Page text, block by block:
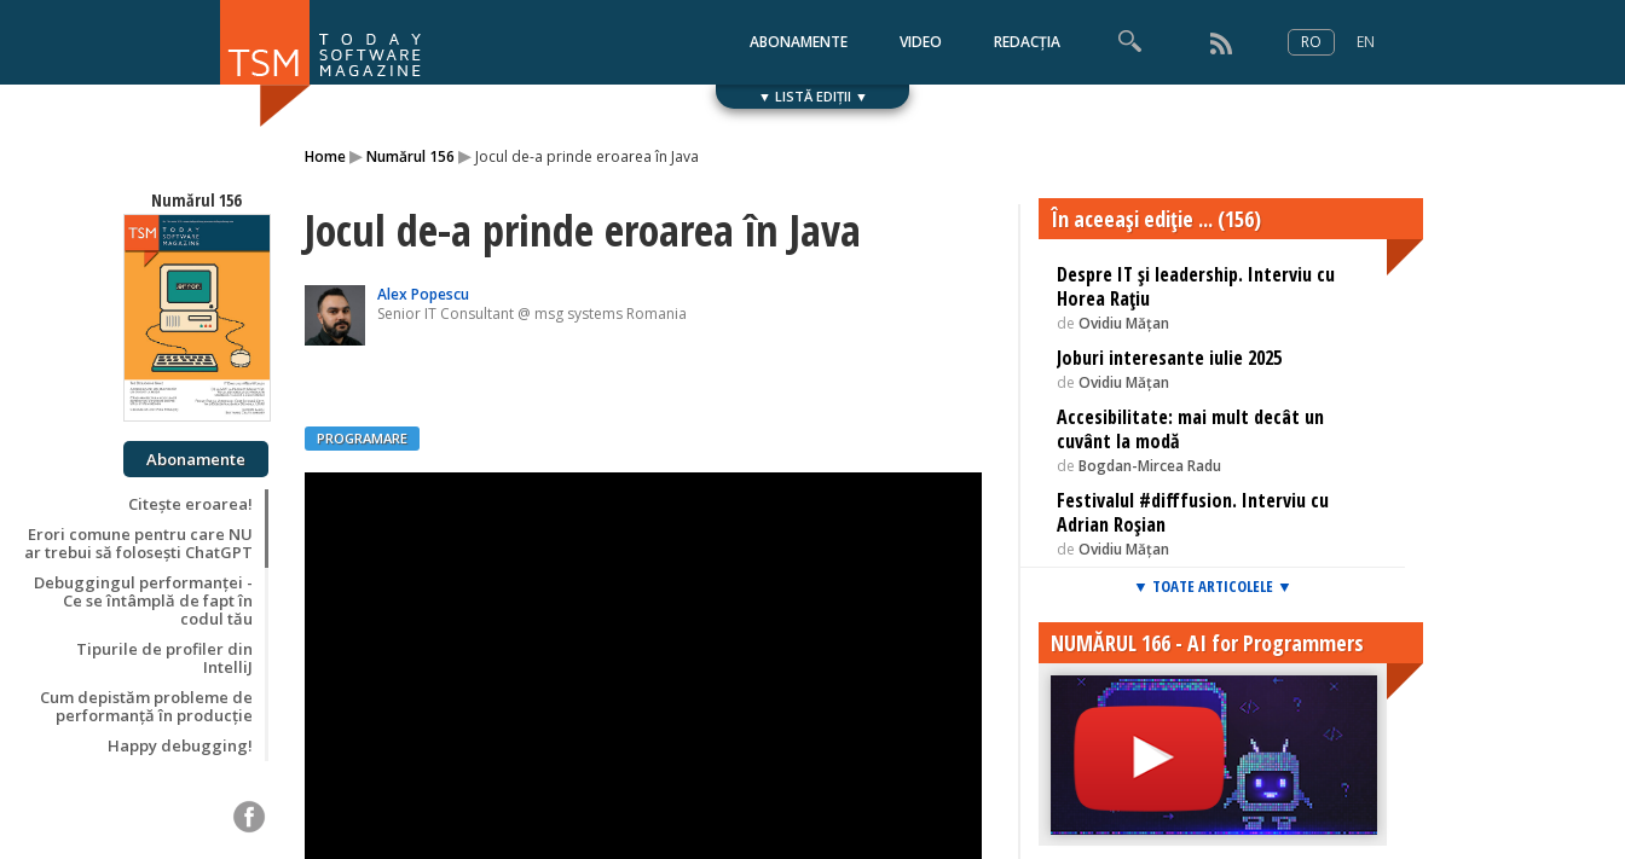
ABONAMENTE VIDEO REDACȚIA RO EN
▼ LISTĂ EDIȚII ▼
Home▸Numărul 156 ▸ Jocul de-a prinde eroarea în Java
Numărul 156
Abonamente
Citește eroarea!
Erori comune pentru care NU
ar trebui să folosești ChatGPT
Debuggingul performanței -
Ce se întâmplă de fapt în
codul tău
Tipurile de profiler din
IntelliJ
Cum depistăm probleme de
performanță în producție
Happy debugging!
Jocul de-a prinde eroarea în Java
Alex Popescu
Senior IT Consultant @ msg systems Romania
PROGRAMARE
În aceeaşi ediţie ... (156)
Despre IT și leadership. Interviu cu
Horea Rațiu
de Ovidiu Mățan
Joburi interesante iulie 2025
de Ovidiu Mățan
Accesibilitate: mai mult decât un
cuvânt la modă
de Bogdan-Mircea Radu
Festivalul #difffusion. Interviu cu
Adrian Roșian
de Ovidiu Mățan
▼ TOATE ARTICOLELE ▼
NUMĂRUL 166 - AI for Programmers